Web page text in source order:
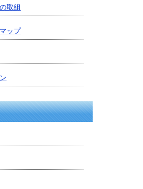
取組
ップ